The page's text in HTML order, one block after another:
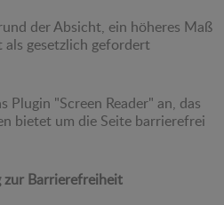
der Absicht, ein höheres Maß
gesetzlich gefordert
"Screen Reader" an, das
bietet um die Seite barrierefrei
zur Barrierefreiheit